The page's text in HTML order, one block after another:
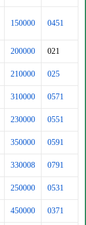
150000 0451
200000 021
210000 025
310000 0571
230000 0551
350000 0591
330008 0791
250000 0531
450000 0371